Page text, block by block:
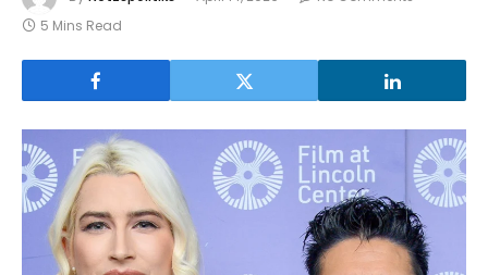
5 Mins Read